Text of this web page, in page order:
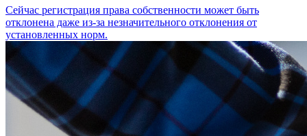
Сейчас регистрация права собственности может быть
отклонена даже из-за незначительного отклонения от
установленных норм.